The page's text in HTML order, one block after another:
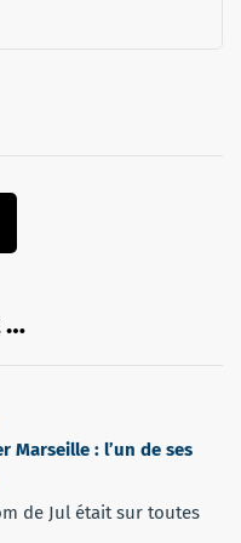
…
Marseille : l’un de ses
de Jul était sur toutes